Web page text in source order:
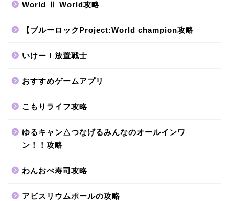
World Ⅱ World攻略
【ブルーロックProject:World champion攻略
いけー！放置戦士
おすすめゲームアプリ
こもりライフ攻略
ゆるキャン△つなげるみんなのオールインワ
ン！！攻略
わんおぺ寿司攻略
アビスリウムポールの攻略